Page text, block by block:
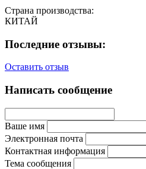
Страна производства:
КИТАЙ
Последние отзывы:
Оставить отзыв
Написать сообщение
Ваше имя
Электронная почта
Контактная информация
Тема сообщения